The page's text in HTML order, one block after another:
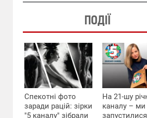
ПОДІЇ
Спекотні фото
заради рацій: зірки
"5 каналу" зібрали
На 21-шу
каналу – ми